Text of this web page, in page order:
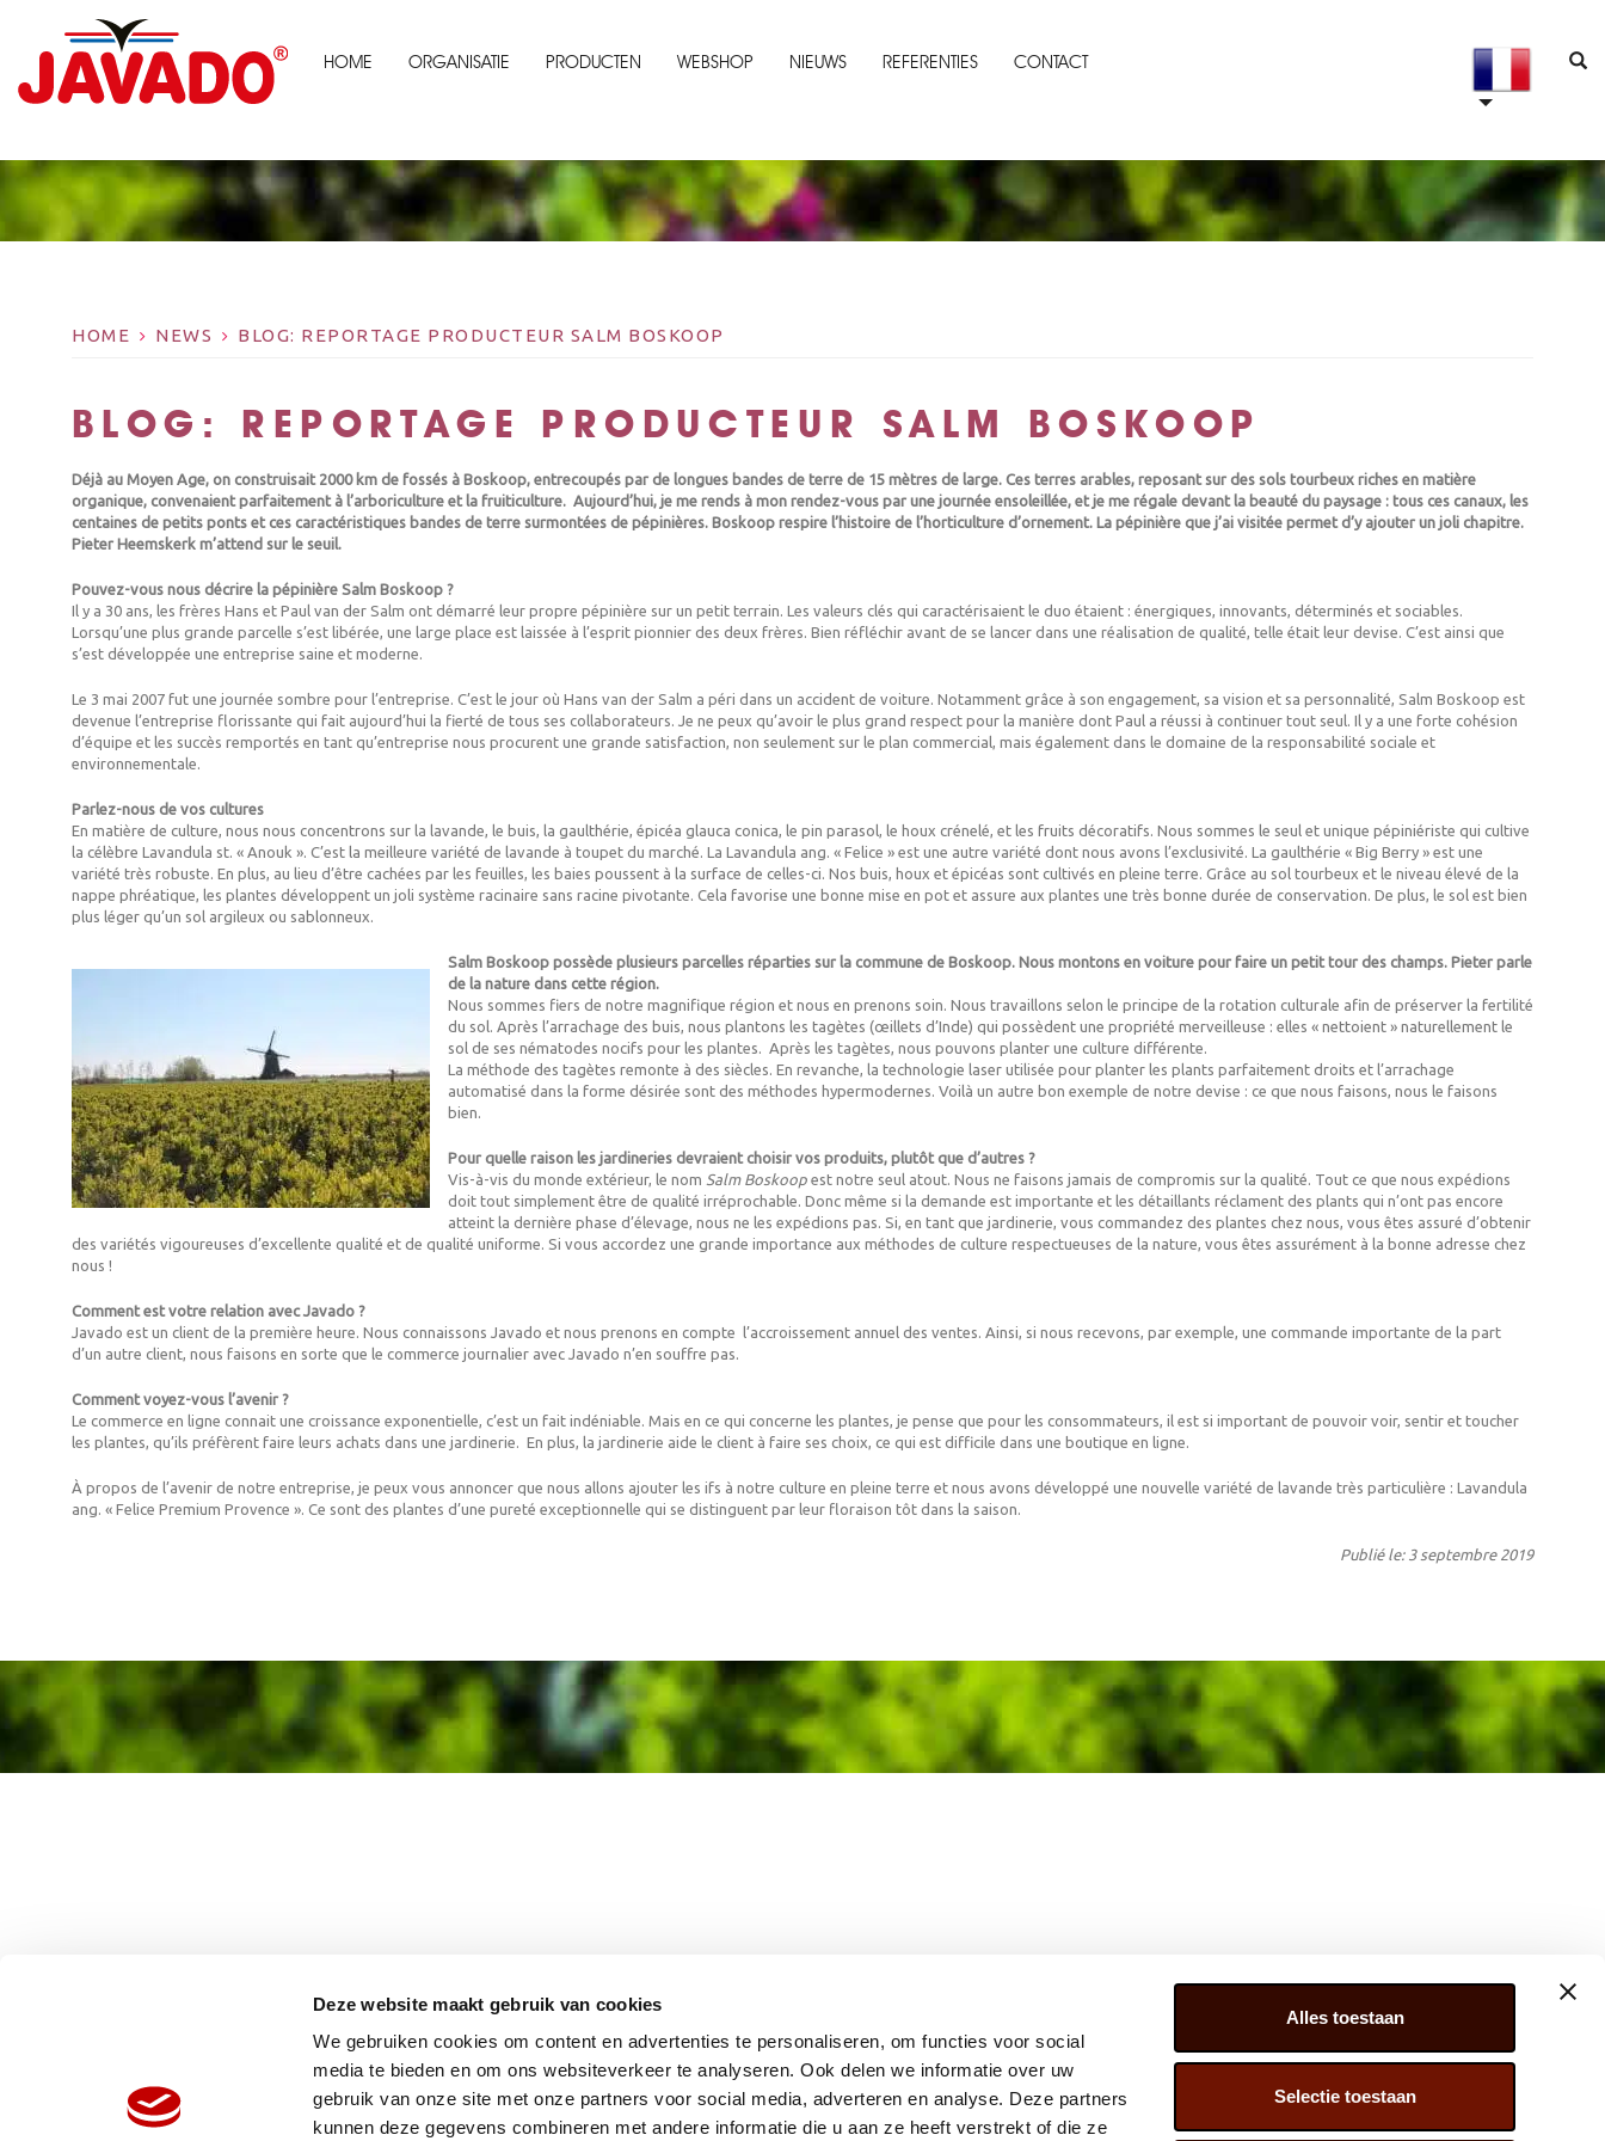
Deze website maakt gebruik van cookies
We gebruiken cookies om content en advertenties te personaliseren, om functies voor social
media te bieden en om ons websiteverkeer te analyseren. Ook delen we informatie over uw
gebruik van onze site met onze partners voor social media, adverteren en analyse. Deze partners
kunnen deze gegevens combineren met andere informatie die u aan ze heeft verstrekt of die ze
Alles toestaan
Selectie toestaan
HOME ORGANISATIE PRODUCTEN WEBSHOP NIEUWS REFERENTIES CONTACT
HOME NEWS BLOG: REPORTAGE PRODUCTEUR SALM BOSKOOP
BLOG: REPORTAGE PRODUCTEUR SALM BOSKOOP
Déjà au Moyen Age, on construisait 2000 km de fossés à Boskoop, entrecoupés par de longues bandes de terre de 15 mètres de large. Ces terres arables, reposant sur des sols tourbeux riches en matière
organique, convenaient parfaitement à l’arboriculture et la fruiticulture. Aujourd’hui, je me rends à mon rendez-vous par une journée ensoleillée, et je me régale devant la beauté du paysage : tous ces canaux, les
centaines de petits ponts et ces caractéristiques bandes de terre surmontées de pépinières. Boskoop respire l’histoire de l’horticulture d’ornement. La pépinière que j’ai visitée permet d’y ajouter un joli chapitre.
Pieter Heemskerk m’attend sur le seuil.
Pouvez-vous nous décrire la pépinière Salm Boskoop ?
Il y a 30 ans, les frères Hans et Paul van der Salm ont démarré leur propre pépinière sur un petit terrain. Les valeurs clés qui caractérisaient le duo étaient : énergiques, innovants, déterminés et sociables.
Lorsqu’une plus grande parcelle s’est libérée, une large place est laissée à l’esprit pionnier des deux frères. Bien réfléchir avant de se lancer dans une réalisation de qualité, telle était leur devise. C’est ainsi que
s’est développée une entreprise saine et moderne.
Le 3 mai 2007 fut une journée sombre pour l’entreprise. C’est le jour où Hans van der Salm a péri dans un accident de voiture. Notamment grâce à son engagement, sa vision et sa personnalité, Salm Boskoop est
devenue l’entreprise florissante qui fait aujourd’hui la fierté de tous ses collaborateurs. Je ne peux qu’avoir le plus grand respect pour la manière dont Paul a réussi à continuer tout seul. Il y a une forte cohésion
d’équipe et les succès remportés en tant qu’entreprise nous procurent une grande satisfaction, non seulement sur le plan commercial, mais également dans le domaine de la responsabilité sociale et
environnementale.
Parlez-nous de vos cultures
En matière de culture, nous nous concentrons sur la lavande, le buis, la gaulthérie, épicéa glauca conica, le pin parasol, le houx crénelé, et les fruits décoratifs. Nous sommes le seul et unique pépiniériste qui cultive
la célèbre Lavandula st. « Anouk ». C’est la meilleure variété de lavande à toupet du marché. La Lavandula ang. « Felice » est une autre variété dont nous avons l’exclusivité. La gaulthérie « Big Berry » est une
variété très robuste. En plus, au lieu d’être cachées par les feuilles, les baies poussent à la surface de celles-ci. Nos buis, houx et épicéas sont cultivés en pleine terre. Grâce au sol tourbeux et le niveau élevé de la
nappe phréatique, les plantes développent un joli système racinaire sans racine pivotante. Cela favorise une bonne mise en pot et assure aux plantes une très bonne durée de conservation. De plus, le sol est bien
plus léger qu’un sol argileux ou sablonneux.
Salm Boskoop possède plusieurs parcelles réparties sur la commune de Boskoop. Nous montons en voiture pour faire un petit tour des champs. Pieter parle
de la nature dans cette région.
Nous sommes fiers de notre magnifique région et nous en prenons soin. Nous travaillons selon le principe de la rotation culturale afin de préserver la fertilité
du sol. Après l’arrachage des buis, nous plantons les tagètes (œillets d’Inde) qui possèdent une propriété merveilleuse : elles « nettoient » naturellement le
sol de ses nématodes nocifs pour les plantes. Après les tagètes, nous pouvons planter une culture différente.
La méthode des tagètes remonte à des siècles. En revanche, la technologie laser utilisée pour planter les plants parfaitement droits et l’arrachage
automatisé dans la forme désirée sont des méthodes hypermodernes. Voilà un autre bon exemple de notre devise : ce que nous faisons, nous le faisons
bien.
Pour quelle raison les jardineries devraient choisir vos produits, plutôt que d’autres ?
Vis-à-vis du monde extérieur, le nom Salm Boskoop est notre seul atout. Nous ne faisons jamais de compromis sur la qualité. Tout ce que nous expédions
doit tout simplement être de qualité irréprochable. Donc même si la demande est importante et les détaillants réclament des plants qui n’ont pas encore
atteint la dernière phase d’élevage, nous ne les expédions pas. Si, en tant que jardinerie, vous commandez des plantes chez nous, vous êtes assuré d’obtenir
des variétés vigoureuses d’excellente qualité et de qualité uniforme. Si vous accordez une grande importance aux méthodes de culture respectueuses de la nature, vous êtes assurément à la bonne adresse chez
nous !
Comment est votre relation avec Javado ?
Javado est un client de la première heure. Nous connaissons Javado et nous prenons en compte l’accroissement annuel des ventes. Ainsi, si nous recevons, par exemple, une commande importante de la part
d’un autre client, nous faisons en sorte que le commerce journalier avec Javado n’en souffre pas.
Comment voyez-vous l’avenir ?
Le commerce en ligne connait une croissance exponentielle, c’est un fait indéniable. Mais en ce qui concerne les plantes, je pense que pour les consommateurs, il est si important de pouvoir voir, sentir et toucher
les plantes, qu’ils préfèrent faire leurs achats dans une jardinerie. En plus, la jardinerie aide le client à faire ses choix, ce qui est difficile dans une boutique en ligne.
À propos de l’avenir de notre entreprise, je peux vous annoncer que nous allons ajouter les ifs à notre culture en pleine terre et nous avons développé une nouvelle variété de lavande très particulière : Lavandula
ang. « Felice Premium Provence ». Ce sont des plantes d’une pureté exceptionnelle qui se distinguent par leur floraison tôt dans la saison.
Publié le: 3 septembre 2019
HOME WEBSHOP CONTACT
JUPITER 279, 2675 LW, HONSELERSDIJK,
NL